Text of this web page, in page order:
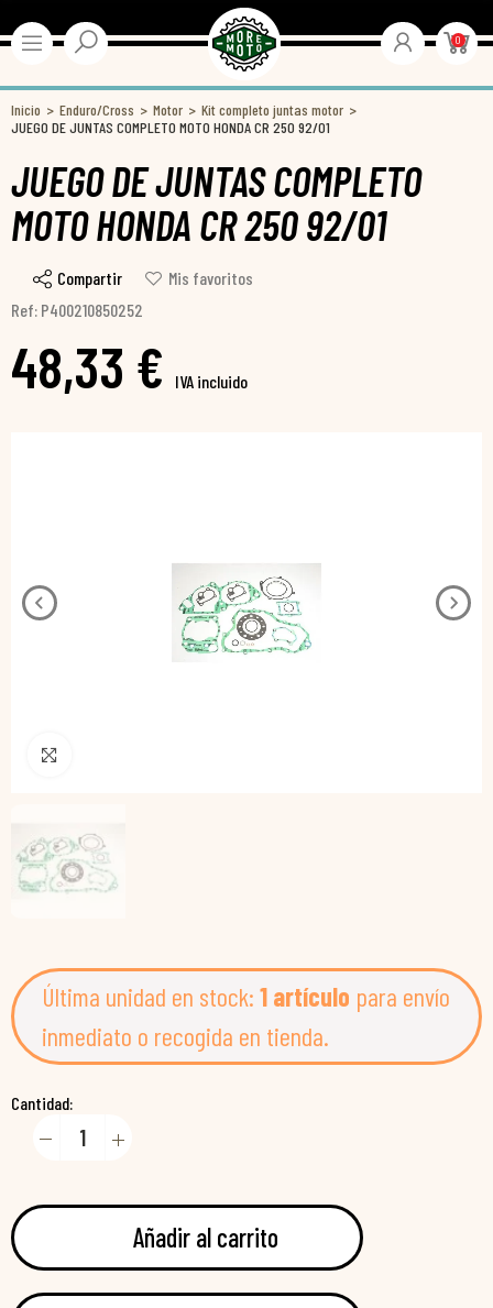
0
Inicio Enduro/Cross Motor
Kit completo juntas motor
JUEGO DE JUNTAS COMPLETO MOTO HONDA CR 250 92/01
JUEGO DE JUNTAS COMPLETO
MOTO HONDA CR 250 92/01
Compartir
Mis favoritos
Ref: P400210850252
48,33 € IVA incluido
Última unidad en stock: 1 artículo para envío
inmediato o recogida en tienda.
Cantidad:
Añadir al carrito